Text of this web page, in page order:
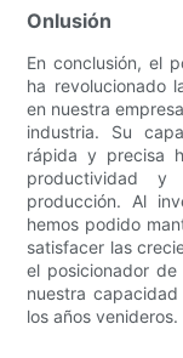
Onlusión
En conclusión, el
ha revolucionado
en nuestra
industria. Su
rápida y precisa
productividad
producción. Al
hemos podido
satisfacer las
el posicionador
nuestra
los años venideros.